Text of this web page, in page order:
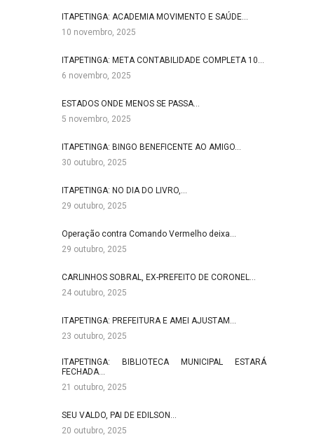
ITAPETINGA: ACADEMIA MOVIMENTO E SAÚDE…
10 novembro, 2025
ITAPETINGA: META CONTABILIDADE COMPLETA 10…
6 novembro, 2025
ESTADOS ONDE MENOS SE PASSA…
5 novembro, 2025
ITAPETINGA: BINGO BENEFICENTE AO AMIGO…
30 outubro, 2025
ITAPETINGA: NO DIA DO LIVRO,…
29 outubro, 2025
Operação contra Comando Vermelho deixa…
29 outubro, 2025
CARLINHOS SOBRAL, EX-PREFEITO DE CORONEL…
24 outubro, 2025
ITAPETINGA: PREFEITURA E AMEI AJUSTAM…
23 outubro, 2025
ITAPETINGA: BIBLIOTECA MUNICIPAL ESTARÁ
FECHADA…
21 outubro, 2025
SEU VALDO, PAI DE EDILSON…
20 outubro, 2025